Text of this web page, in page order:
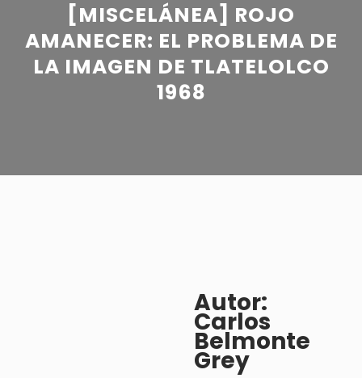
[MISCELÁNEA] ROJO
AMANECER: EL PROBLEMA DE
LA IMAGEN DE TLATELOLCO
1968
Autor:
Carlos
Belmonte
Grey